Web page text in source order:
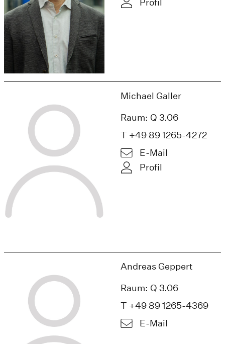
Profil
Michael Galler
Raum: Q 3.06
T +49 89 1265-4272
E-Mail
Profil
Andreas Geppert
Raum: Q 3.06
T +49 89 1265-4369
E-Mail